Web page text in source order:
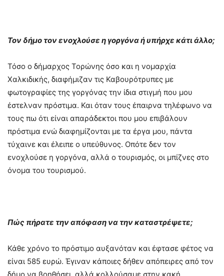
Τον δήμο τον ενοχλούσε η γοργόνα ή υπήρχε κάτι άλλο;
Τόσο ο δήμαρχος Τορώνης όσο και η νομαρχία
Χαλκιδικής, διαφήμιζαν τις Καβουρότρυπες με
φωτογραφίες της γοργόνας την ίδια στιγμή που μου
έστελναν πρόστιμα. Και όταν τους έπαιρνα τηλέφωνο να
τους πω ότι είναι απαράδεκτοι που μου επιβάλουν
πρόστιμα ενώ διαφημίζονται με τα έργα μου, πάντα
τύχαινε και έλειπε ο υπεύθυνος. Οπότε δεν τον
ενοχλούσε η γοργόνα, αλλά ο τουρισμός, οι μπίζνες στο
όνομα του τουρισμού.
Πώς πήρατε την απόφαση να την καταστρέψετε;
Κάθε χρόνο το πρόστιμο αυξανόταν και έφτασε φέτος να
είναι 585 ευρώ. Έγιναν κάποιες δήθεν απόπειρες από τον